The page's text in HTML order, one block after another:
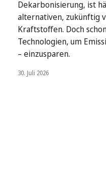
Dekarbonisierung, ist
alternativen, zukünftig
Kraftstoffen. Doch
Technologien, um
– einzusparen.
30. Juli 2026